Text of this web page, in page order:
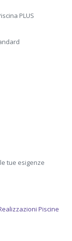
PLUS
tue esigenze
Piscine